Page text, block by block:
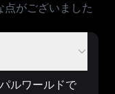
がございました
ルワールドで